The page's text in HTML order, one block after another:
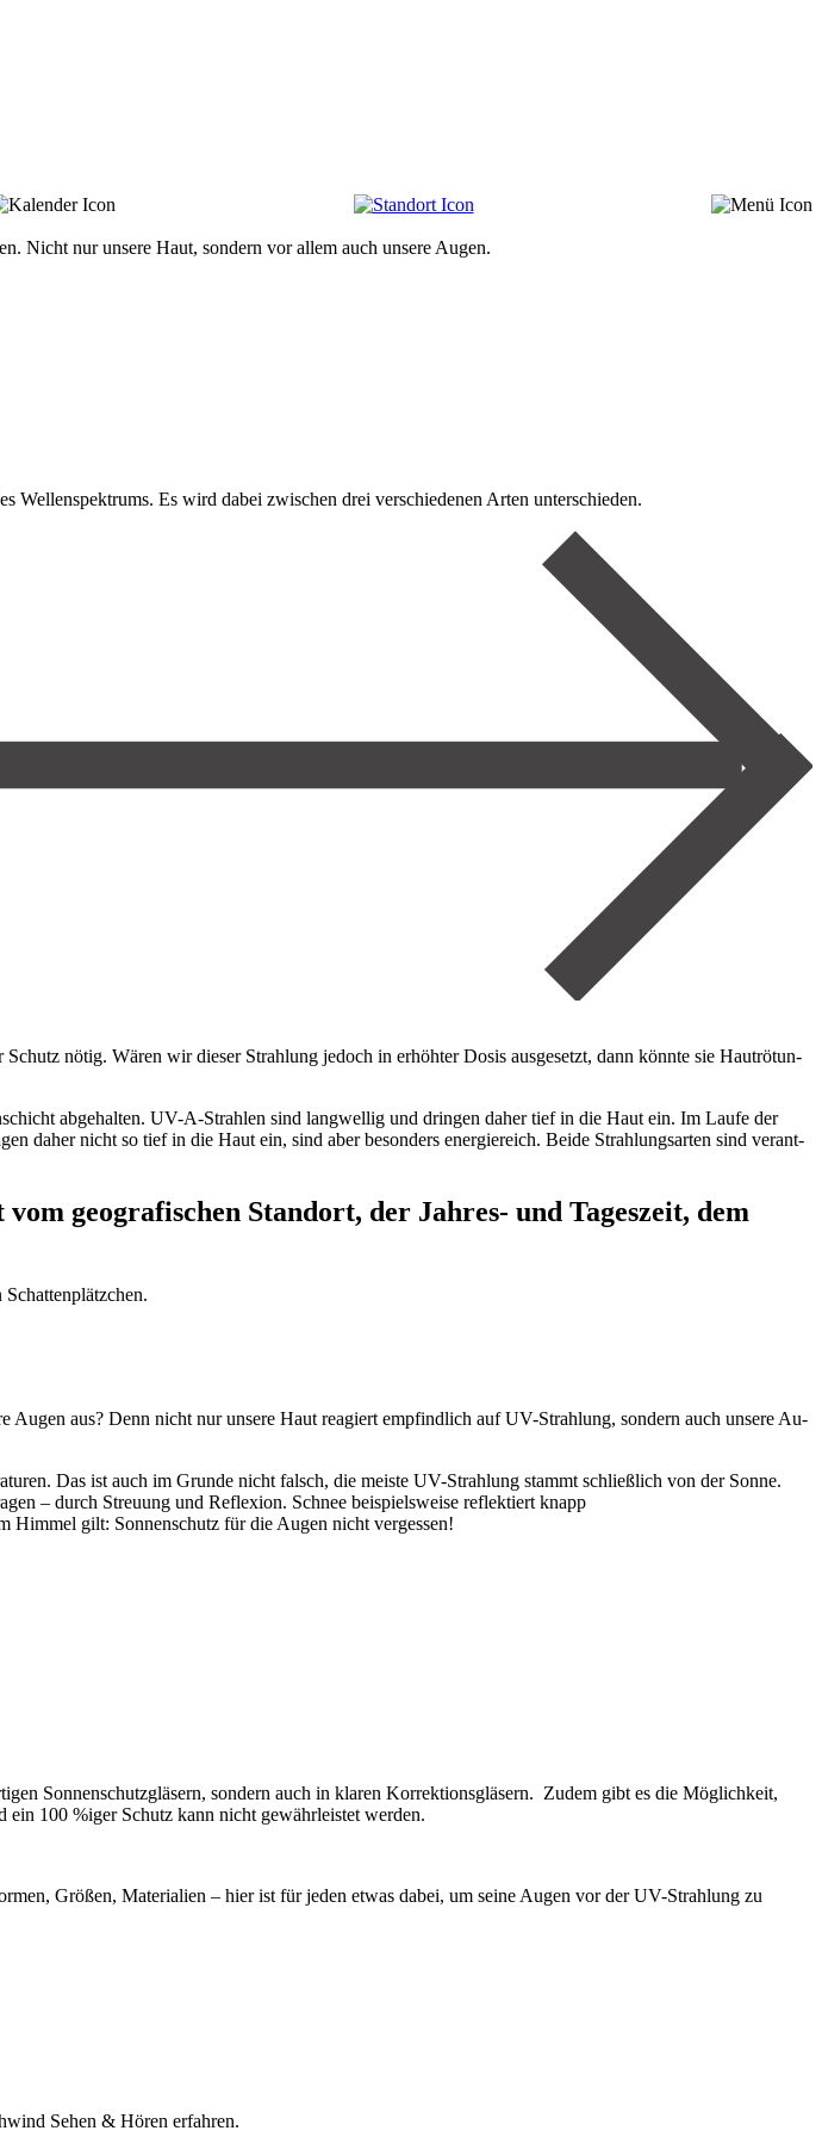
Nicht nur unsere Haut, sondern vor allem auch unsere Augen.
Wellenspektrums. Es wird dabei zwischen drei verschiedenen Arten unterschieden.
nö­tig. Wä­ren wir die­ser Strah­lung je­doch in er­höh­ter Do­sis aus­ge­setzt, dann könn­te sie Haut­rö­tun­
ab­ge­hal­ten. UV-A-Strah­len sind lang­wel­lig und drin­gen da­her tief in die Haut ein. Im Lau­fe der
da­her nicht so tief in die Haut ein, sind aber be­son­ders en­er­gie­reich. Bei­de Strah­lungs­ar­ten sind ver­ant­
geografischen Standort, der Jahres- und Tageszeit, dem
aus? Denn nicht nur un­se­re Haut re­agiert emp­find­lich auf UV-Strah­lung, son­dern auch un­se­re Au­
Das ist auch im Grun­de nicht falsch, die meis­te UV-Strah­lung stammt schließ­lich von der Son­ne.
– durch Streu­ung und Re­fle­xi­on. Schnee bei­spiels­wei­se re­flek­tiert knapp
Him­mel gilt: Son­nen­schutz für die Au­gen nicht ver­ges­sen!
Sonnenschutzgläsern, sondern auch in klaren Korrektionsgläsern. Zudem gibt es die Möglichkeit,
100 %iger Schutz kann nicht gewährleistet werden.
Größen, Materialien – hier ist für jeden etwas dabei, um seine Augen vor der UV-Strahlung zu
Sehen & Hören erfahren.